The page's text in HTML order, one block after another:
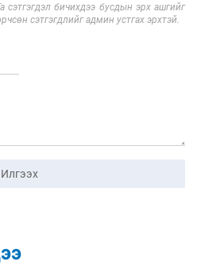
сэтгэгдэл бичихдээ бусдын эрх ашгийг
сэтгэгдлийг админ устгах эрхтэй.
Илгээх